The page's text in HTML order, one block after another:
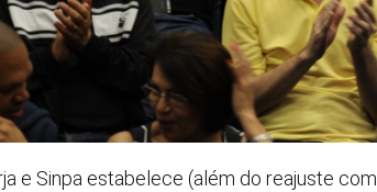
e Sinpa estabelece (além do reajuste com